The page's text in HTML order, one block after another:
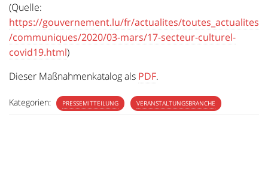
(Quelle:
https://gouvernement.lu/fr/actualites/toutes_actualites
/communiques/2020/03-mars/17-secteur-culturel-
covid19.html)
Dieser Maßnahmenkatalog als PDF.
Kategorien: PRESSEMITTEILUNG VERANSTALTUNGSBRANCHE